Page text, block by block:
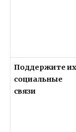
Поддержите их
социальные
связи